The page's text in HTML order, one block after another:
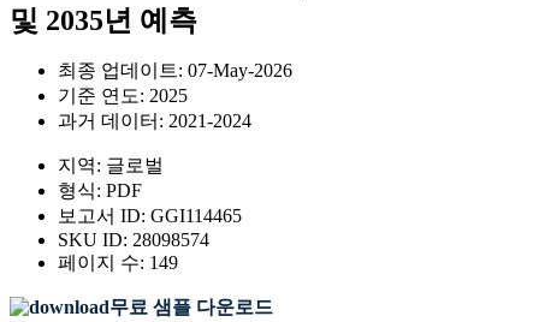
및 2035년 예측
최종 업데이트: 07-May-2026
기준 연도: 2025
과거 데이터: 2021-2024
지역: 글로벌
형식: PDF
보고서 ID: GGI114465
SKU ID: 28098574
페이지 수: 149
무료 샘플 다운로드